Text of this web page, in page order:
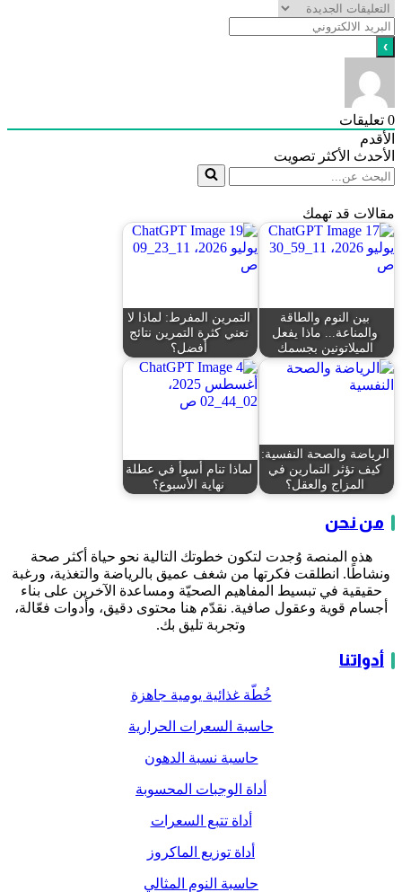
0 تعليقات
الأقدم
الأحدث الأكثر تصويت
مقالات قد تهمك
بين النوم والطاقة
والمناعة... ماذا يفعل
الميلاتونين بجسمك
التمرين المفرط: لماذا لا
تعني كثرة التمرين نتائج
أفضل؟
الرياضة والصحة النفسية:
كيف تؤثر التمارين في
المزاج والعقل؟
لماذا تنام أسوأ في عطلة
نهاية الأسبوع؟
من نحن
هذه المنصة وُجدت لتكون خطوتك التالية نحو حياة أكثر صحة
ونشاطًا. انطلقت فكرتها من شغف عميق بالرياضة والتغذية، ورغبة
حقيقية في تبسيط المفاهيم الصحيّة ومساعدة الآخرين على بناء
أجسام قوية وعقول صافية. نقدّم هنا محتوى دقيق، وأدوات فعّالة،
وتجربة تليق بك.
أدواتنا
خُطّة غذائية يومية جاهزة
حاسبة السعرات الحرارية
حاسبة نسبة الدهون
أداة الوجبات المحسوبة
أداة تتبع السعرات
أداة توزيع الماكروز
حاسبة النوم المثالي